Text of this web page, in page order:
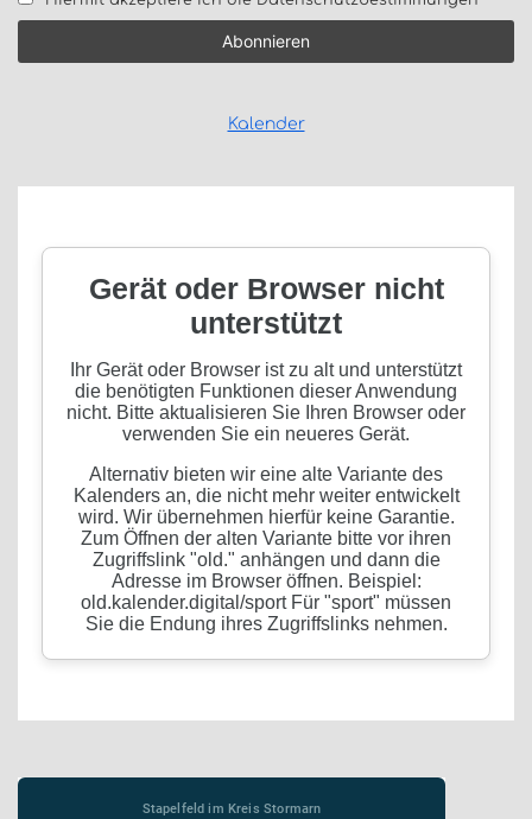
Kalender